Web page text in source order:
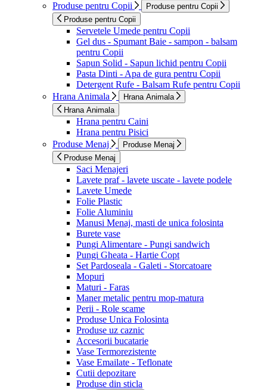
Produse pentru Copii
Produse pentru Copii
Produse pentru Copii
Servetele Umede pentru Copii
Gel dus - Spumant Baie - sampon - balsam
pentru Copii
Sapun Solid - Sapun lichid pentru Copii
Pasta Dinti - Apa de gura pentru Copii
Detergent Rufe - Balsam Rufe pentru Copii
Hrana Animala
Hrana Animala
Hrana Animala
Hrana pentru Caini
Hrana pentru Pisici
Produse Menaj
Produse Menaj
Produse Menaj
Saci Menajeri
Lavete praf - lavete uscate - lavete podele
Lavete Umede
Folie Plastic
Folie Aluminiu
Manusi Menaj, masti de unica folosinta
Burete vase
Pungi Alimentare - Pungi sandwich
Pungi Gheata - Hartie Copt
Set Pardoseala - Galeti - Storcatoare
Mopuri
Maturi - Faras
Maner metalic pentru mop-matura
Perii - Role scame
Produse Unica Folosinta
Produse uz caznic
Accesorii bucatarie
Vase Termorezistente
Vase Emailate - Teflonate
Cutii depozitare
Produse din sticla